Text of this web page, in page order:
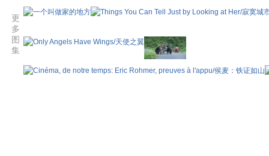
更
多
图
集